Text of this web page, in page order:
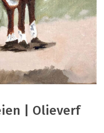
| Olieverf